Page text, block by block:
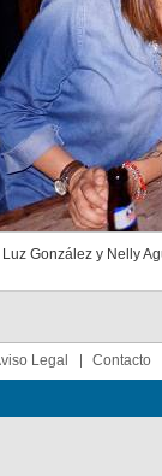
Luz González y Nelly
Legal Contacto